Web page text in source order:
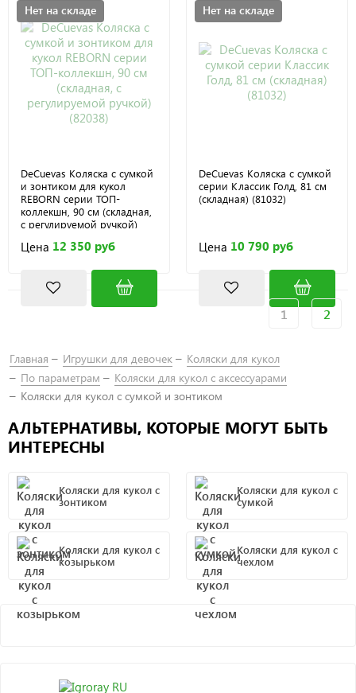
Нет на складе
DeCuevas Коляска с сумкой
и зонтиком для кукол
REBORN серии ТОП-
коллекшн, 90 см (складная,
с регулируемой ручкой)
Цена 12 350 руб
Нет на складе
DeCuevas Коляска с сумкой
серии Классик Голд, 81 см
(складная) (81032)
Цена 10 790 руб
1 2
Главная Игрушки для девочек
Коляски для кукол
По параметрам
Коляски для кукол с аксессуарами
Коляски для кукол с сумкой и зонтиком
АЛЬТЕРНАТИВЫ, КОТОРЫЕ МОГУТ БЫТЬ
ИНТЕРЕСНЫ
Коляски для кукол с
зонтиком
Коляски для кукол с
сумкой
Коляски для кукол с
козырьком
Коляски для кукол с
чехлом